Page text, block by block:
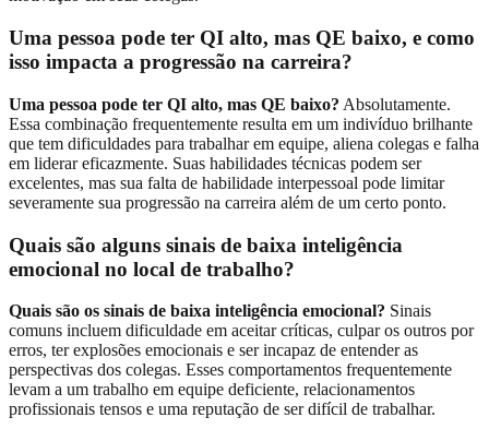
Uma pessoa pode ter QI alto, mas QE baixo, e como
isso impacta a progressão na carreira?
Uma pessoa pode ter QI alto, mas QE baixo? Absolutamente.
Essa combinação frequentemente resulta em um indivíduo brilhante
que tem dificuldades para trabalhar em equipe, aliena colegas e falha
em liderar eficazmente. Suas habilidades técnicas podem ser
excelentes, mas sua falta de habilidade interpessoal pode limitar
severamente sua progressão na carreira além de um certo ponto.
Quais são alguns sinais de baixa inteligência
emocional no local de trabalho?
Quais são os sinais de baixa inteligência emocional? Sinais
comuns incluem dificuldade em aceitar críticas, culpar os outros por
erros, ter explosões emocionais e ser incapaz de entender as
perspectivas dos colegas. Esses comportamentos frequentemente
levam a um trabalho em equipe deficiente, relacionamentos
profissionais tensos e uma reputação de ser difícil de trabalhar.